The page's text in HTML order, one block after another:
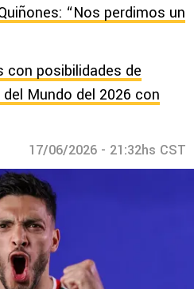
“Nos perdimos un
con posibilidades de
Mundo del 2026 con
17/06/2026 - 21:32hs CST